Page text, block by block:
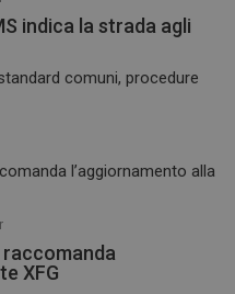
indica la strada agli
comuni, procedure
raccomanda
XFG